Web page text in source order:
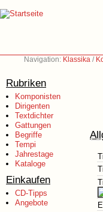
Navigation: Klassika /
Rubriken
Komponisten
Dirigenten
Textdichter
Gattungen
Begriffe
Tempi
Jahrestage
Kataloge
Einkaufen
CD-Tipps
Angebote